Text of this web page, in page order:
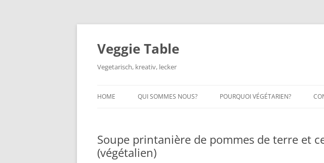
Aller
Veggie Table
Vegetarisch, kreativ, lecker
HOME QUI SOMMES NOUS? POURQUOI VÉGÉTARIEN?
Soupe printanière de pommes de terre et
(végétalien)